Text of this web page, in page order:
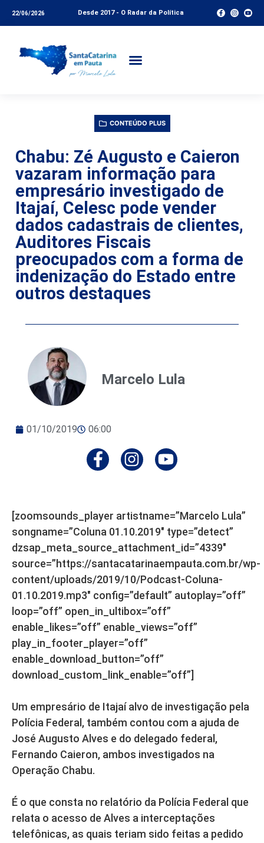
22/06/2026 Desde 2017 - O Radar da Política
CONTEÚDO PLUS
Chabu: Zé Augusto e Caieron
vazaram informação para
empresário investigado de
Itajaí, Celesc pode vender
dados cadastrais de clientes,
Auditores Fiscais
preocupados com a forma de
indenização do Estado entre
outros destaques
Marcelo Lula
01/10/2019 06:00
[zoomsounds_player artistname=”Marcelo Lula”
songname=”Coluna 01.10.2019″ type=”detect”
dzsap_meta_source_attachment_id=”4339″
source=”https://santacatarinaempauta.com.br/wp-
content/uploads/2019/10/Podcast-Coluna-
01.10.2019.mp3″ config=”default” autoplay=”off”
loop=”off” open_in_ultibox=”off”
enable_likes=”off” enable_views=”off”
play_in_footer_player=”off”
enable_download_button=”off”
download_custom_link_enable=”off”]
Um empresário de Itajaí alvo de investigação pela
Polícia Federal, também contou com a ajuda de
José Augusto Alves e do delegado federal,
Fernando Caieron, ambos investigados na
Operação Chabu.
É o que consta no relatório da Polícia Federal que
relata o acesso de Alves a interceptações
telefônicas, as quais teriam sido feitas a pedido